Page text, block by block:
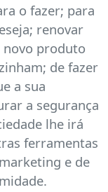
o fazer; para
renovar
novo produto
de fazer
a sua
a segurança
lhe irá
ferramentas
e de